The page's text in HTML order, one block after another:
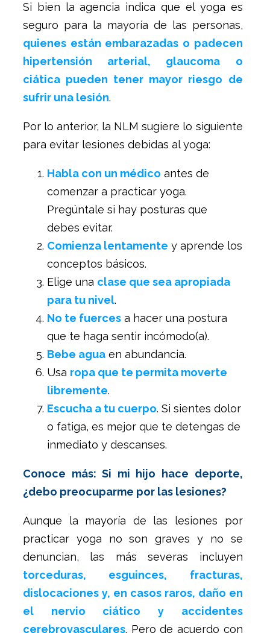
Si bien la agencia indica que el yoga es
seguro para la mayoría de las personas,
quienes están embarazadas o padecen
hipertensión arterial, glaucoma o
ciática pueden tener mayor riesgo de
sufrir una lesión.
Por lo anterior, la NLM sugiere lo siguiente
para evitar lesiones debidas al yoga:
Habla con un médico antes de
comenzar a practicar yoga.
Pregúntale si hay posturas que
debes evitar.
Comienza lentamente y aprende los
conceptos básicos.
Elige una clase que sea apropiada
para tu nivel.
No te fuerces a hacer una postura
que te haga sentir incómodo(a).
Bebe agua en abundancia.
Usa ropa que te permita moverte
libremente.
Escucha a tu cuerpo. Si sientes dolor
o fatiga, es mejor que te detengas de
inmediato y descanses.
Conoce más: Si mi hijo hace deporte,
¿debo preocuparme por las lesiones?
Aunque la mayoría de las lesiones por
practicar yoga no son graves y no se
denuncian, las más severas incluyen
torceduras, esguinces, fracturas,
dislocaciones y, en casos raros, daño en
el nervio ciático y accidentes
cerebrovasculares. Pero de acuerdo con